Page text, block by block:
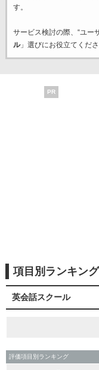
す。
サービス検討の際、“ユー
ル」選びにお役立てくださ
PR
項目別ランキン
英会話スクール
評価項目別ランキング